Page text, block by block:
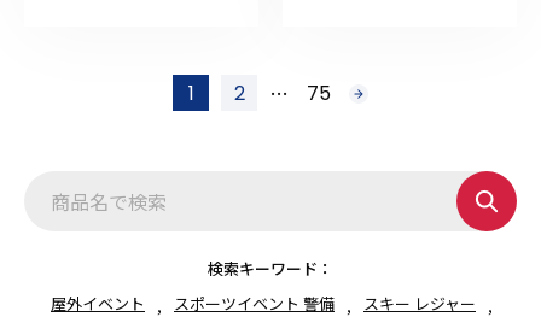
1 2 … 75 次
検索キーワード：
屋外イベント
スポーツイベント 警備
スキー レジャー